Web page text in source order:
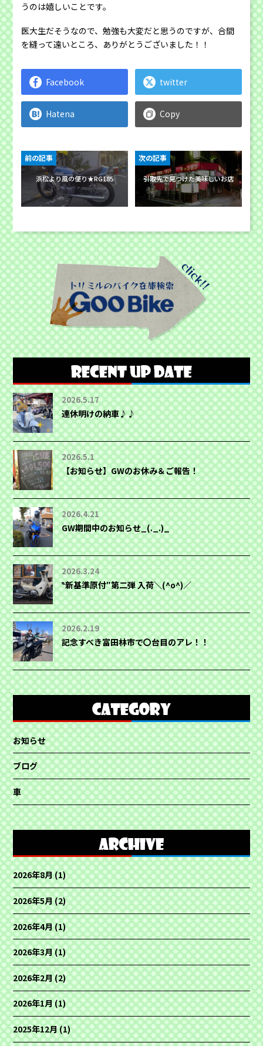
うのは嬉しいことです。
医大生だそうなので、勉強も大変だと思うのですが、合間
を縫って遠いところ、ありがとうございました！！
Facebook twitter
Hatena Copy
浜松より風の便り★RG185
前の記事
引取先で見つけた美味しいお店
次の記事
2026.5.17
連休明けの納車♪♪
2026.5.1
【お知らせ】GWのお休み＆ご報告！
2026.4.21
GW期間中のお知らせ_(._.)_
2026.3.24
‶新基準原付″第二弾 入荷＼(^o^)／
2026.2.19
記念すべき富田林市で〇台目のアレ！！
お知らせ
ブログ
車
2026年8月(1)
2026年5月(2)
2026年4月(1)
2026年3月(1)
2026年2月(2)
2026年1月(1)
2025年12月(1)